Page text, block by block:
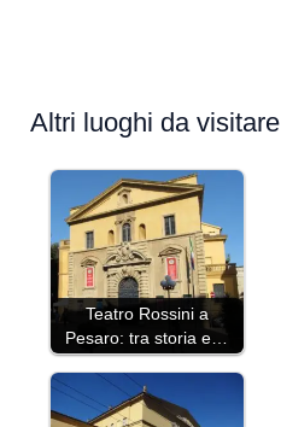
Altri luoghi da visitare
Teatro Rossini a
Pesaro: tra storia e…